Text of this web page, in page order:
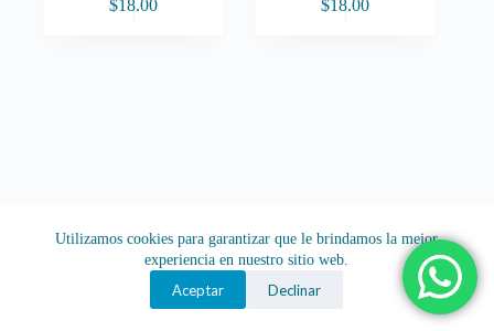
Utilizamos cookies para garantizar que le brindamos la mejor
experiencia en nuestro sitio web.
Aceptar Declinar
$18.00 $18.00